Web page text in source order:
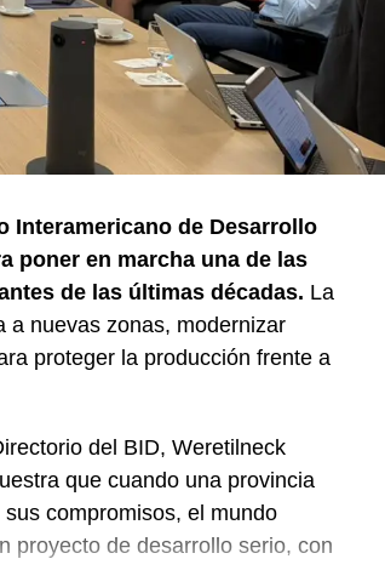
Interamericano de Desarrollo
poner en marcha una de las
de las últimas décadas. La
a nuevas zonas, modernizar
proteger la producción frente a
del BID, Weretilneck
que cuando una provincia
compromisos, el mundo
proyecto de desarrollo serio, con